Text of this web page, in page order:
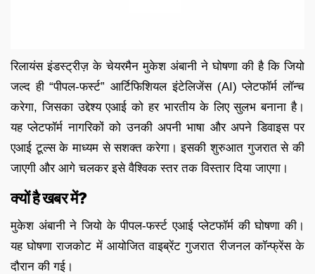
रिलायंस इंडस्ट्रीज़ के चेयरमैन मुकेश अंबानी ने घोषणा की है कि जियो
जल्द ही “पीपल-फर्स्ट” आर्टिफिशियल इंटेलिजेंस (AI) प्लेटफॉर्म लॉन्च
करेगा, जिसका उद्देश्य एआई को हर भारतीय के लिए सुलभ बनाना है।
यह प्लेटफॉर्म नागरिकों को उनकी अपनी भाषा और अपने डिवाइस पर
एआई टूल्स के माध्यम से सशक्त करेगा। इसकी शुरुआत गुजरात से की
जाएगी और आगे चलकर इसे वैश्विक स्तर तक विस्तार दिया जाएगा।
क्यों है खबर में?
मुकेश अंबानी ने जियो के पीपल-फर्स्ट एआई प्लेटफॉर्म की घोषणा की।
यह घोषणा राजकोट में आयोजित वाइब्रेंट गुजरात रीजनल कॉन्फ्रेंस के
दौरान की गई।